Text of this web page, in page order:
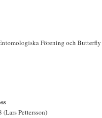
Förening och
Pettersson)